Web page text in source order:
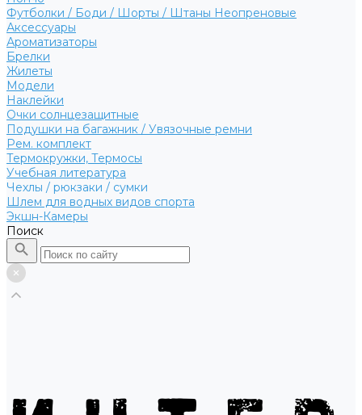
Футболки / Боди / Шорты / Штаны Неопреновые
Аксессуары
Ароматизаторы
Брелки
Жилеты
Модели
Наклейки
Очки солнцезащитные
Подушки на багажник / Увязочные ремни
Рем. комплект
Термокружки, Термосы
Учебная литература
Чехлы / рюкзаки / сумки
Шлем для водных видов спорта
Экшн-Камеры
Поиск